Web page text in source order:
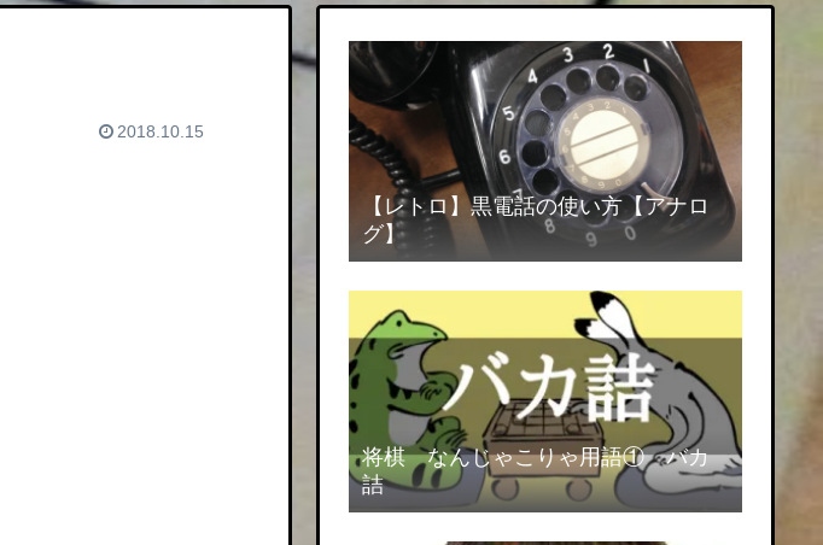
2018.10.15
【レトロ】黒電話の使い方【アナロ
グ】
将棋 なんじゃこりゃ用語① バカ
詰